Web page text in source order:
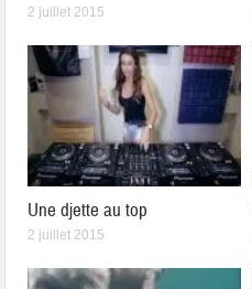
2 juillet 2015
Une djette au top
2 juillet 2015